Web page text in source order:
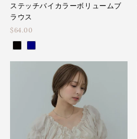
ステッチバイカラーボリュームブ
ラウス
$64.00